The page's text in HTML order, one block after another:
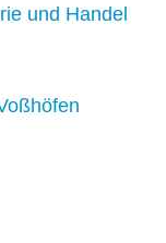
und Handel